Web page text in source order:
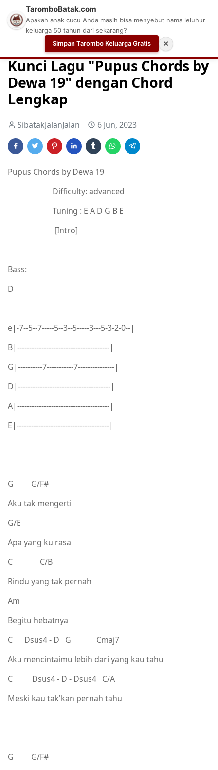
Chord Chord Gitar Chord Gitar Terbaik
Kunci Lagu "Pupus Chords by
Dewa 19" dengan Chord
Lengkap
SibatakJalanJalan 6 Jun, 2023
Pupus Chords by Dewa 19
Difficulty: advanced
Tuning : E A D G B E
[Intro]
Bass:
D
e|-7--5--7-----5--3--5-----3---5-3-2-0--|
B|--------------------------------------|
G|----------7-----------7---------------|
D|--------------------------------------|
A|--------------------------------------|
E|--------------------------------------|
G G/F#
Aku tak mengerti
G/E
Apa yang ku rasa
C C/B
Rindu yang tak pernah
Am
Begitu hebatnya
C Dsus4 - D G Cmaj7
Aku mencintaimu lebih dari yang kau tahu
C Dsus4 - D - Dsus4 C/A
Meski kau tak'kan pernah tahu
G G/F#
TaromboBatak.com
Apakah anak cucu Anda masih bisa menyebut nama leluhur
keluarga 50 tahun dari sekarang?
Simpan Tarombo Keluarga Gratis
✕